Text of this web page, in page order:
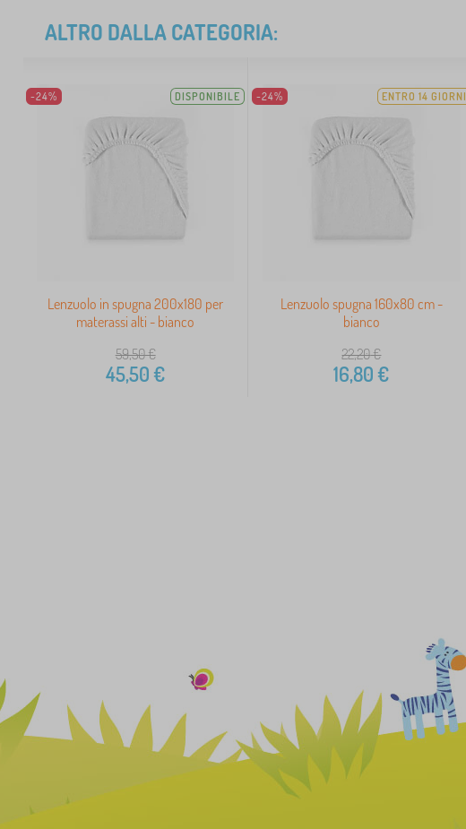
ALTRO DALLA CATEGORIA:
-24% DISPONIBILE
Lenzuolo in spugna 200x180 per
materassi alti - bianco
59,50€
45,50€
-24% ENTRO 14 GIORNI
Lenzuolo spugna 160x80 cm -
bianco
22,20€
16,80€